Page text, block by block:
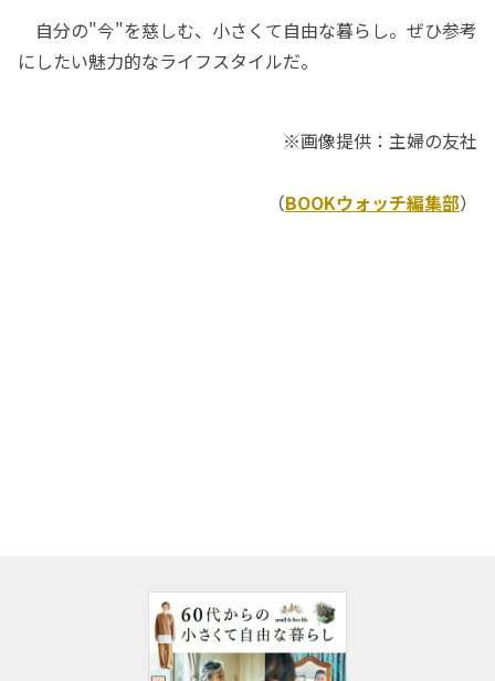
自分の"今"を慈しむ、小さくて自由な暮らし。ぜひ参考
にしたい魅力的なライフスタイルだ。
※画像提供：主婦の友社
（BOOKウォッチ編集部）